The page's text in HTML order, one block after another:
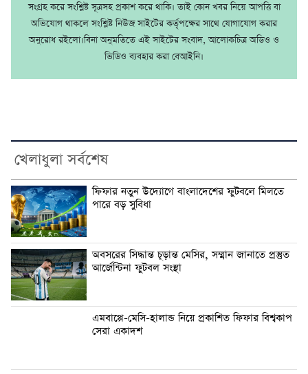
সংগ্রহ করে সংশ্লিষ্ট সূত্রসহ প্রকাশ করে থাকি। তাই কোন খবর নিয়ে আপত্তি বা
অভিযোগ থাকলে সংশ্লিষ্ট নিউজ সাইটের কর্তৃপক্ষের সাথে যোগাযোগ করার
অনুরোধ রইলো।বিনা অনুমতিতে এই সাইটের সংবাদ, আলোকচিত্র অডিও ও
ভিডিও ব্যবহার করা বেআইনি।
খেলাধুলা সর্বশেষ
ফিফার নতুন উদ্যোগে বাংলাদেশের ফুটবলে মিলতে
পারে বড় সুবিধা
অবসরের সিদ্ধান্ত চূড়ান্ত মেসির, সম্মান জানাতে প্রস্তুত
আর্জেন্টিনা ফুটবল সংস্থা
এমবাপ্পে-মেসি-হালান্ড নিয়ে প্রকাশিত ফিফার বিশ্বকাপ
সেরা একাদশ